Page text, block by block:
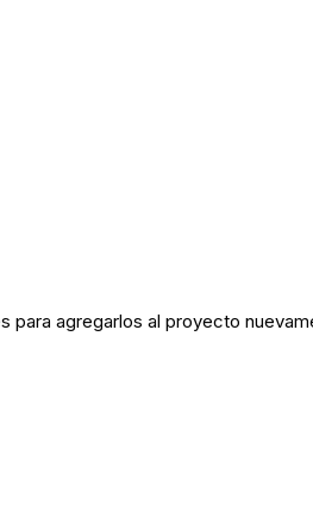
para agregarlos al proyecto